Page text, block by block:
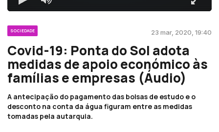
SOCIEDADE 23 mar, 2020, 19:40
Covid-19: Ponta do Sol adota
medidas de apoio económico às
famílias e empresas (Áudio)
A antecipação do pagamento das bolsas de estudo e o
desconto na conta da água figuram entre as medidas
tomadas pela autarquia.